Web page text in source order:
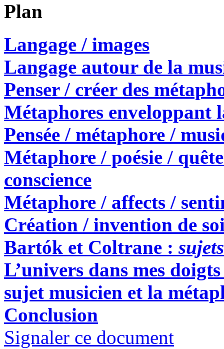
Plan
Langage / images
Langage autour de la
Penser / créer des
Métaphores enveloppant
Pensée / métaphore /
Métaphore / poésie /
conscience
Métaphore / affects /
Création / invention de
Bartók et Coltrane :
L’univers dans mes
sujet musicien et la
Conclusion
Signaler ce document